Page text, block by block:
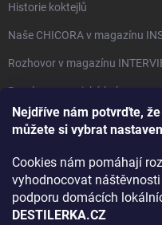
Nejdříve nám potvrďte,
můžete si vybrat
Cookies nám pomáhají
vyhodnocovat
podporu domácích
DESTILERKA.CZ
Historie koktejlů
Naše CHICORA v magazínu
Rozhovor v magazínu
Bourbon, americká krása.
Napsali v TÝDNU o naší práci
Rozhovor s DESTILERKA.CZ
Jak vybrat dárek na Vánoce